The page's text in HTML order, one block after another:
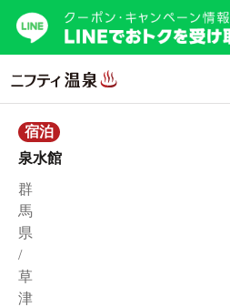
宿泊
泉水館
群
馬
県
/
草
津